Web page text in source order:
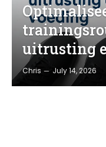
uitrusting
Chris July 14, 2026